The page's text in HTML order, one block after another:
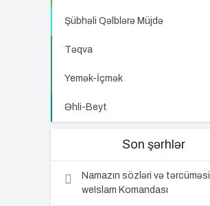
Şübhəli Qəlblərə Müjdə
Təqva
Yemək-İçmək
Əhli-Beyt
Son şərhlər
Namazın sözləri və tərcüməsi
weIslam Komandası